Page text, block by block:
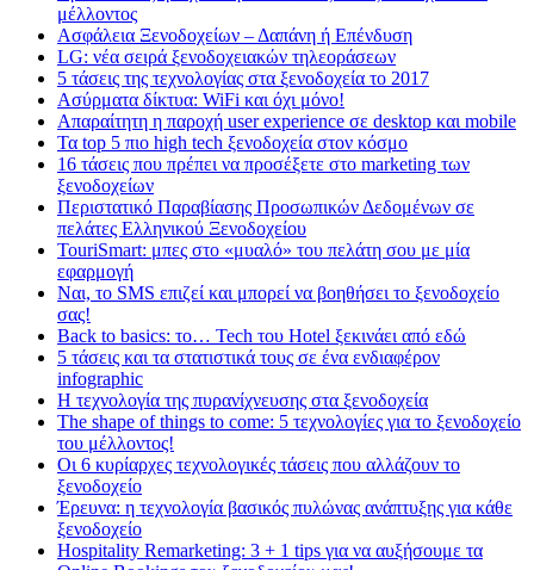
μέλλοντος
Ασφάλεια Ξενοδοχείων – Δαπάνη ή Επένδυση
LG: νέα σειρά ξενοδοχειακών τηλεοράσεων
5 τάσεις της τεχνολογίας στα ξενοδοχεία το 2017
Ασύρματα δίκτυα: WiFi και όχι μόνο!
Απαραίτητη η παροχή user experience σε desktop και mobile
Τα top 5 πιο high tech ξενοδοχεία στον κόσμο
16 τάσεις που πρέπει να προσέξετε στο marketing των
ξενοδοχείων
Περιστατικό Παραβίασης Προσωπικών Δεδομένων σε
πελάτες Ελληνικού Ξενοδοχείου
TouriSmart: μπες στο «μυαλό» του πελάτη σου με μία
εφαρμογή
Ναι, το SMS επιζεί και μπορεί να βοηθήσει το ξενοδοχείο
σας!
Back to basics: το… Tech του Hotel ξεκινάει από εδώ
5 τάσεις και τα στατιστικά τους σε ένα ενδιαφέρον
infographic
Η τεχνολογία της πυρανίχνευσης στα ξενοδοχεία
The shape of things to come: 5 τεχνολογίες για το ξενοδοχείο
του μέλλοντος!
Οι 6 κυρίαρχες τεχνολογικές τάσεις που αλλάζουν το
ξενοδοχείο
Έρευνα: η τεχνολογία βασικός πυλώνας ανάπτυξης για κάθε
ξενοδοχείο
Hospitality Remarketing: 3 + 1 tips για να αυξήσουμε τα